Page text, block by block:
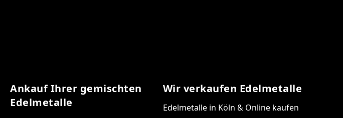
Ankauf Ihrer gemischten
Edelmetalle
Wir verkaufen Edelmetalle
Edelmetalle in Köln & Online kaufen